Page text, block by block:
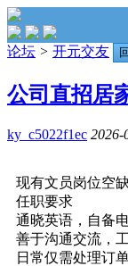
论坛 > 开元交友
公司直招居
ky_c5022f1ec 2026-
现有文员岗位空
任职要求
通晓英语，自备
善于沟通交流，
日常仅需处理订